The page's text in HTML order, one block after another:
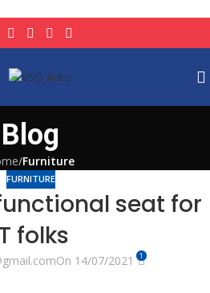
Blog
/Furniture
FURNITURE
seat for
folks
On 14/07/2021 1